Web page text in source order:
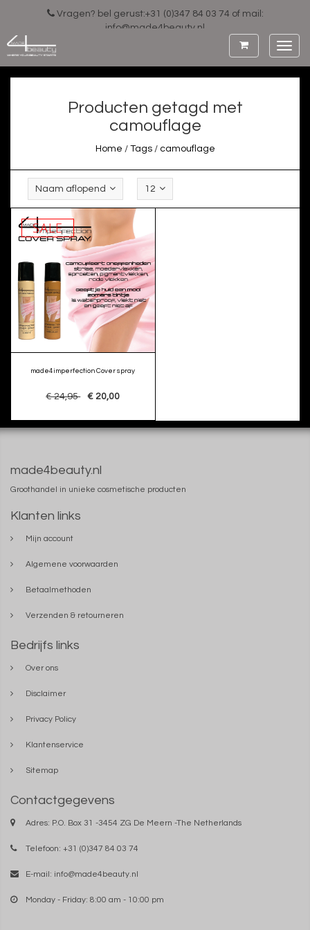
Vragen? bel gerust:+31 (0)347 84 03 74 of mail:
info@made4beauty.nl
Producten getagd met
camouflage
Home / Tags/ camouflage
Naam aflopend 12
SALE
made4imperfection Cover spray
€ 24,95 € 20,00
made4beauty.nl
Groothandel in unieke cosmetische producten
Klanten links
Mijn account
Algemene voorwaarden
Betaalmethoden
Verzenden & retourneren
Bedrijfs links
Over ons
Disclaimer
Privacy Policy
Klantenservice
Sitemap
Contactgegevens
Adres: P.O. Box 31 -3454 ZG De Meern -The Netherlands
Telefoon: +31 (0)347 84 03 74
E-mail: info@made4beauty.nl
Monday - Friday: 8:00 am - 10:00 pm